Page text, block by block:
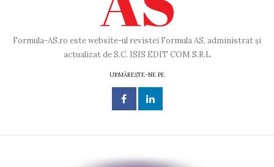
Formula-AS.ro este website-ul revistei Formula AS, administrat și
actualizat de S.C. ISIS EDIT COM S.R.L
URMĂREȘTE-NE PE